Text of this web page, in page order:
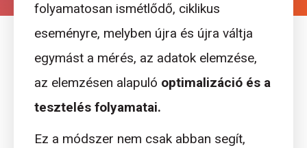
folyamatosan ismétlődő, ciklikus
eseményre, melyben újra és újra váltja
egymást a mérés, az adatok elemzése,
az elemzésen alapuló optimalizáció és a
tesztelés folyamatai.
Ez a módszer nem csak abban segít,